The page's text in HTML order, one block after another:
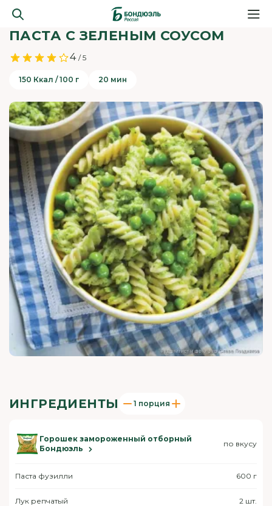
ПАСТА С ЗЕЛЕНЫМ СОУСОМ
4 / 5
150 Ккал / 100 г 20 мин
ИНГРЕДИЕНТЫ 1 порция
Горошек замороженный отборный
Бондюэль
по вкусу
Паста фузилли 600 г
Лук репчатый 2 шт.